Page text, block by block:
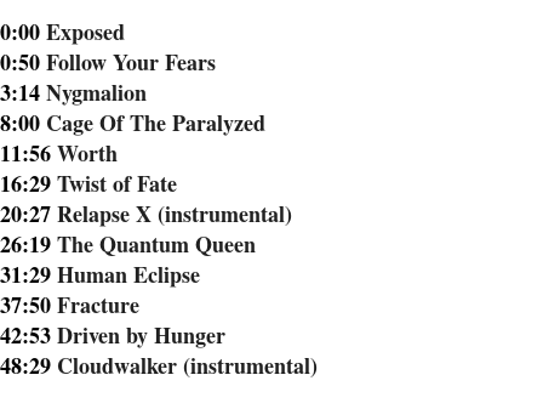
0:00Exposed
0:50Follow Your Fears
3:14Nygmalion
8:00 Cage Of The Paralyzed
11:56Worth
16:29Twist of Fate
20:27Relapse X (instrumental)
26:19The Quantum Queen
31:29Human Eclipse
37:50Fracture
42:53Driven by Hunger
48:29 Cloudwalker (instrumental)